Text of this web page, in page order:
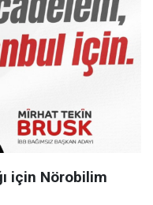
için Nörobilim